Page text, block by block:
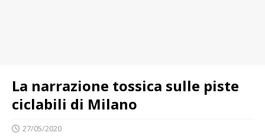
La narrazione tossica sulle piste
ciclabili di Milano
27/05/2020